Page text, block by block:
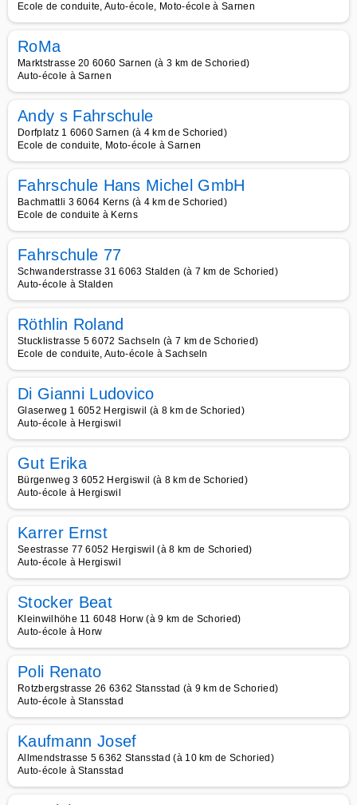
Ecole de conduite, Auto-école, Moto-école à Sarnen
RoMa
Marktstrasse 20 6060 Sarnen (à 3 km de Schoried)
Auto-école à Sarnen
Andy s Fahrschule
Dorfplatz 1 6060 Sarnen (à 4 km de Schoried)
Ecole de conduite, Moto-école à Sarnen
Fahrschule Hans Michel GmbH
Bachmattli 3 6064 Kerns (à 4 km de Schoried)
Ecole de conduite à Kerns
Fahrschule 77
Schwanderstrasse 31 6063 Stalden (à 7 km de Schoried)
Auto-école à Stalden
Röthlin Roland
Stucklistrasse 5 6072 Sachseln (à 7 km de Schoried)
Ecole de conduite, Auto-école à Sachseln
Di Gianni Ludovico
Glaserweg 1 6052 Hergiswil (à 8 km de Schoried)
Auto-école à Hergiswil
Gut Erika
Bürgenweg 3 6052 Hergiswil (à 8 km de Schoried)
Auto-école à Hergiswil
Karrer Ernst
Seestrasse 77 6052 Hergiswil (à 8 km de Schoried)
Auto-école à Hergiswil
Stocker Beat
Kleinwilhöhe 11 6048 Horw (à 9 km de Schoried)
Auto-école à Horw
Poli Renato
Rotzbergstrasse 26 6362 Stansstad (à 9 km de Schoried)
Auto-école à Stansstad
Kaufmann Josef
Allmendstrasse 5 6362 Stansstad (à 10 km de Schoried)
Auto-école à Stansstad